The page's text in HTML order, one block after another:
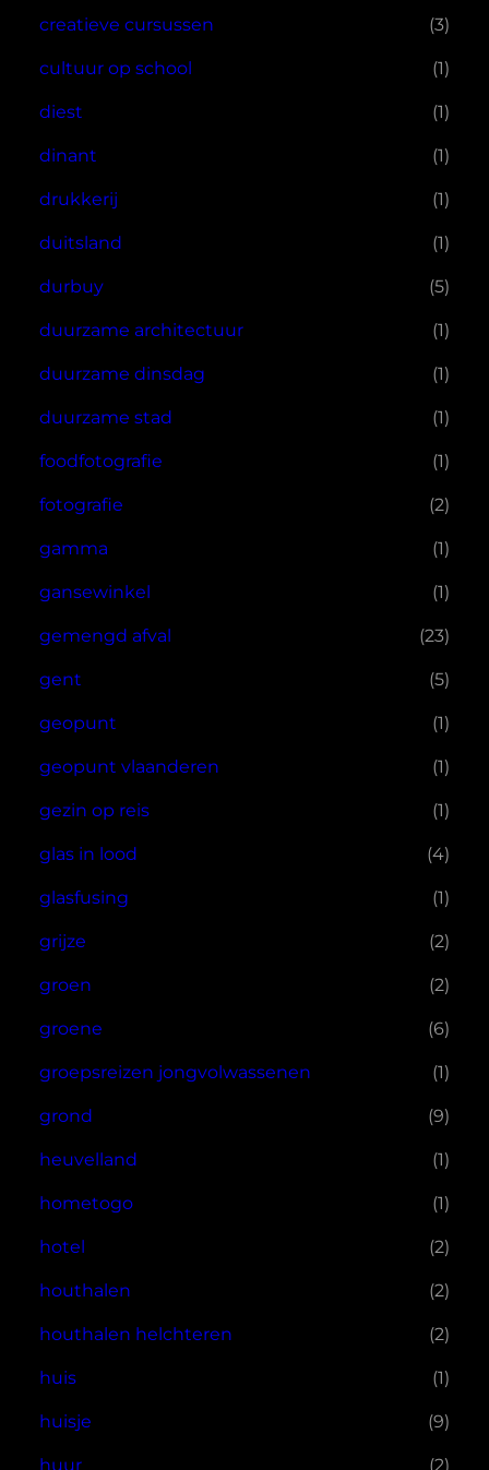
creatieve cursussen (3)
cultuur op school (1)
diest (1)
dinant (1)
drukkerij (1)
duitsland (1)
durbuy (5)
duurzame architectuur (1)
duurzame dinsdag (1)
duurzame stad (1)
foodfotografie (1)
fotografie (2)
gamma (1)
gansewinkel (1)
gemengd afval (23)
gent (5)
geopunt (1)
geopunt vlaanderen (1)
gezin op reis (1)
glas in lood (4)
glasfusing (1)
grijze (2)
groen (2)
groene (6)
groepsreizen jongvolwassenen (1)
grond (9)
heuvelland (1)
hometogo (1)
hotel (2)
houthalen (2)
houthalen helchteren (2)
huis (1)
huisje (9)
huur (2)